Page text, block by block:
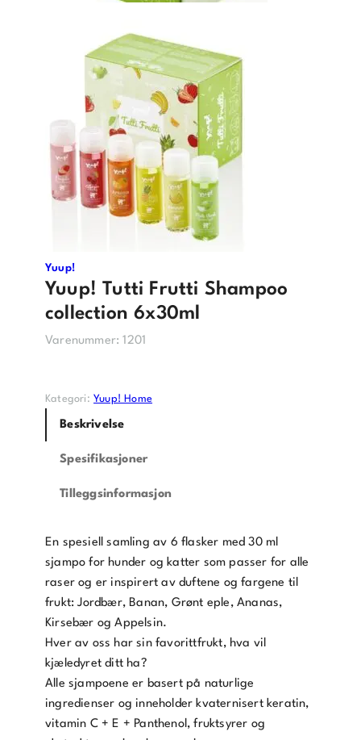
Yuup!
Yuup! Tutti Frutti Shampoo
collection 6x30ml
Varenummer: 1201
Kategori:Yuup! Home
Beskrivelse
Spesifikasjoner
Tilleggsinformasjon
En spesiell samling av 6 flasker med 30 ml
sjampo for hunder og katter som passer for alle
raser og er inspirert av duftene og fargene til
frukt: Jordbær, Banan, Grønt eple, Ananas,
Kirsebær og Appelsin.
Hver av oss har sin favorittfrukt, hva vil
kjæledyret ditt ha?
Alle sjampoene er basert på naturlige
ingredienser og inneholder kvaternisert keratin,
vitamin C + E + Panthenol, fruktsyrer og